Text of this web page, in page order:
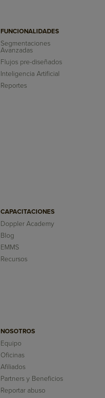
FUNCIONALIDADES
Segmentaciones
Avanzadas
Flujos pre-diseñados
Inteligencia Artificial
Reportes
CAPACITACIONES
Doppler Academy
Blog
EMMS
Recursos
NOSOTROS
Equipo
Oficinas
Afiliados
Partners y Beneficios
Reportar abuso